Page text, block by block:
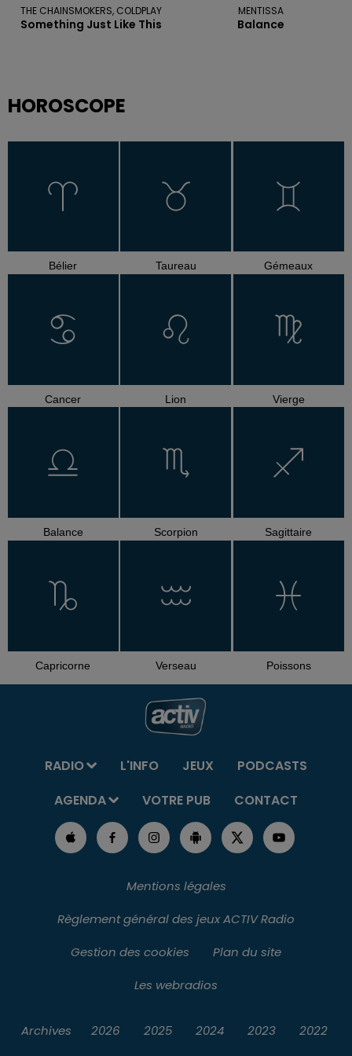
THE CHAINSMOKERS, COLDPLAY
Something Just Like This
MENTISSA
Balance
HOROSCOPE
Bélier Taureau Gémeaux
Cancer Lion Vierge
Balance Scorpion Sagittaire
Capricorne Verseau Poissons
RADIO L'INFO JEUX
PODCASTS
AGENDA
VOTRE PUB CONTACT
Mentions légales
Règlement général des jeux ACTIV Radio
Gestion des cookies
Plan du site
Les webradios
Archives 2026 2025 2024 2023 2022